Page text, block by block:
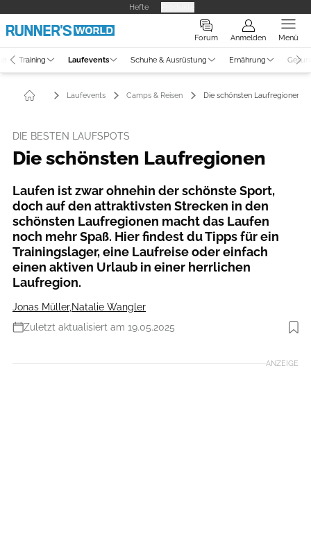
Hefte
Forum Anmelden Menü
Training Laufevents Schuhe & Ausrüstung Ernährung
Laufevents Camps & Reisen Die schönsten Laufregionen
DIE BESTEN LAUFSPOTS
Die schönsten Laufregionen
Laufen ist zwar ohnehin der schönste Sport,
doch auf den attraktivsten Strecken in den
schönsten Laufregionen macht das Laufen
noch mehr Spaß. Hier findest du Tipps für ein
Trainingslager, eine Laufreise oder einfach
einen aktiven Urlaub in einer herrlichen
Laufregion.
Jonas Müller,Natalie Wangler
Zuletzt aktualisiert am 19.05.2025
Foto: TVB Warth-Schröcken/Sebastian Stiphout
ANZEIGE